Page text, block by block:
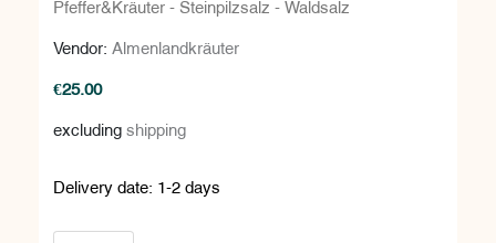
Pfeffer&Kräuter - Steinpilzsalz - Waldsalz
Vendor: Almenlandkräuter
€25.00
excluding shipping
Delivery date: 1-2 days